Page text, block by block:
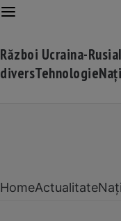
Război Ucraina-Rusia
diversTehnologie
HomeActualitate